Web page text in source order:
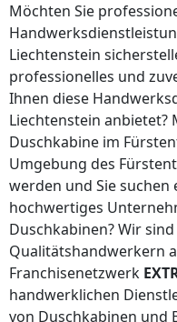
Möchten Sie
Liechtenstein
professionelles und
Ihnen diese
Liechtenstein anbietet?
Duschkabine im
Umgebung des
werden und Sie
hochwertiges
Duschkabinen? Wir
Qualitätshandwerkern
Franchisenetzwerk
handwerklichen
von Duschkabinen und